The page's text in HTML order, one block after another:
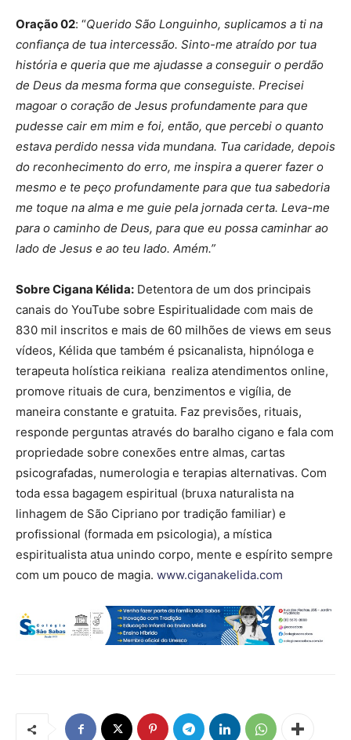
Oração 02: “Querido São Longuinho, suplicamos a ti na
confiança de tua intercessão. Sinto-me atraído por tua
história e queria que me ajudasse a conseguir o perdão
de Deus da mesma forma que conseguiste. Precisei
magoar o coração de Jesus profundamente para que
pudesse cair em mim e foi, então, que percebi o quanto
estava perdido nessa vida mundana. Tua caridade, depois
do reconhecimento do erro, me inspira a querer fazer o
mesmo e te peço profundamente para que tua sabedoria
me toque na alma e me guie pela jornada certa. Leva-me
para o caminho de Deus, para que eu possa caminhar ao
lado de Jesus e ao teu lado. Amém.”
Sobre Cigana Kélida: Detentora de um dos principais
canais do YouTube sobre Espiritualidade com mais de
830 mil inscritos e mais de 60 milhões de views em seus
vídeos, Kélida que também é psicanalista, hipnóloga e
terapeuta holística reikiana realiza atendimentos online,
promove rituais de cura, benzimentos e vigília, de
maneira constante e gratuita. Faz previsões, rituais,
responde perguntas através do baralho cigano e fala com
propriedade sobre conexões entre almas, cartas
psicografadas, numerologia e terapias alternativas. Com
toda essa bagagem espiritual (bruxa naturalista na
linhagem de São Cipriano por tradição familiar) e
profissional (formada em psicologia), a mística
espiritualista atua unindo corpo, mente e espírito sempre
com um pouco de magia. www.ciganakelida.com